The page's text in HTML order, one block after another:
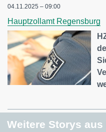
04.11.2025 – 09:00
Hauptzollamt Regensburg
Weitere Storys aus